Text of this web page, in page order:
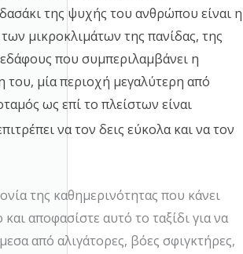
της ψυχής του ανθρώπου είναι η
των μικροκλιμάτων της πανίδας, της
που συμπεριλαμβάνει η
του, μία περιοχή μεγαλύτερη από
ως επί το πλείστων είναι
να τον δεις εύκολα και να τον
της καθημερινότητας που κάνει
αποφασίστε αυτό το ταξίδι για να
από αλιγάτορες, βόες σφιγκτήρες,